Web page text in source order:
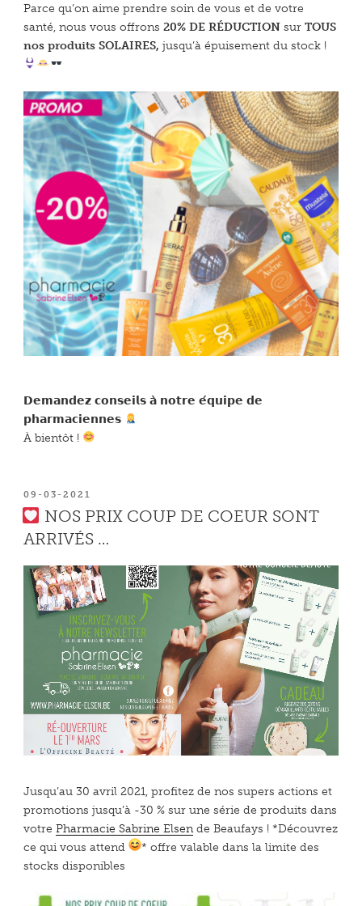
Parce qu’on aime prendre soin de vous et de votre
santé, nous vous offrons 20% DE RÉDUCTIONsur TOUS
nos produits SOLAIRES, jusqu’à épuisement du stock !
𝗗𝗲𝗺𝗮𝗻𝗱𝗲𝘇 𝗰𝗼𝗻𝘀𝗲𝗶𝗹𝘀 𝗮̀ 𝗻𝗼𝘁𝗿𝗲 𝗲́𝗾𝘂𝗶𝗽𝗲 𝗱𝗲
𝗽𝗵𝗮𝗿𝗺𝗮𝗰𝗶𝗲𝗻𝗻𝗲𝘀
À bientôt !
PUBLIÉ
LE
09-03-2021
NOS PRIX COUP DE COEUR SONT
ARRIVÉS …
Jusqu’au 30 avril 2021, profitez de nos supers actions et
promotions jusqu’à -30 % sur une série de produits dans
votre Pharmacie Sabrine Elsende Beaufays ! *Découvrez
ce qui vous attend
* offre valable dans la limite des
stocks disponibles